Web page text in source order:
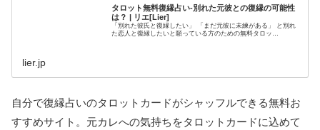
タロット無料復縁占い-別れた元彼との復縁の可能性
は？ | リエ[Lier]
「別れた彼氏と復縁したい」 「まだ元彼に未練がある」 と別れ
た恋人と復縁したいと願っている方のための無料タロッ…
lier.jp
自分で復縁占いのタロットカードがシャッフルできる無料お
すすめサイト。元カレへの気持ちをタロットカードに込めて